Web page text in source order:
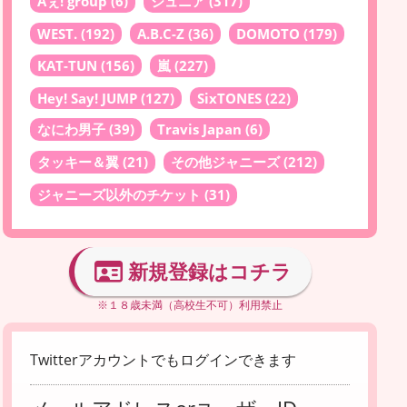
WEST. (192) A.B.C-Z (36) DOMOTO (179)
KAT-TUN (156) 嵐 (227)
Hey! Say! JUMP (127) SixTONES (22)
なにわ男子 (39) Travis Japan (6)
タッキー＆翼 (21) その他ジャニーズ(212)
ジャニーズ以外のチケット (31)
新規登録はコチラ
※１８歳未満（高校生不可）利用禁止
Twitterアカウントでもログインできます